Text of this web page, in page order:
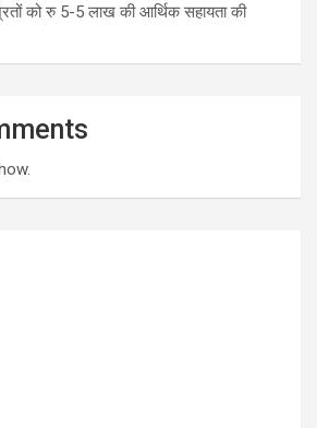
को रु 5-5 लाख की आर्थिक सहायता की